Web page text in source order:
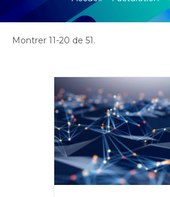
Montrer 11-20 de 51.